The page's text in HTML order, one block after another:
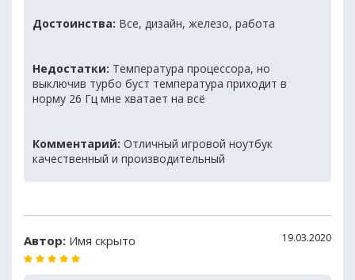
Достоинства: Все, дизайн, железо, работа
Недостатки: Температура процессора, но
выключив турбо буст температура приходит в
норму 26 Гц мне хватает на всё
Комментарий: Отличный игровой ноутбук
качественный и производительный
Автор: Имя скрыто 19.03.2020